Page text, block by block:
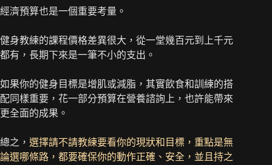
經濟預算也是一個重要考量。
健身教練的課程價格差異很大，從一堂幾百元到上千元
都有，長期下來是一筆不小的支出。
如果你的健身目標是增肌或減脂，其實飲食和訓練的搭
配同樣重要，花一部分預算在營養諮詢上，也許能帶來
更全面的成果。
總之， 選擇請不請教練要看你的現狀和目標，重點是無
論選哪條路，都要確保你的動作正確、安全，並且持之